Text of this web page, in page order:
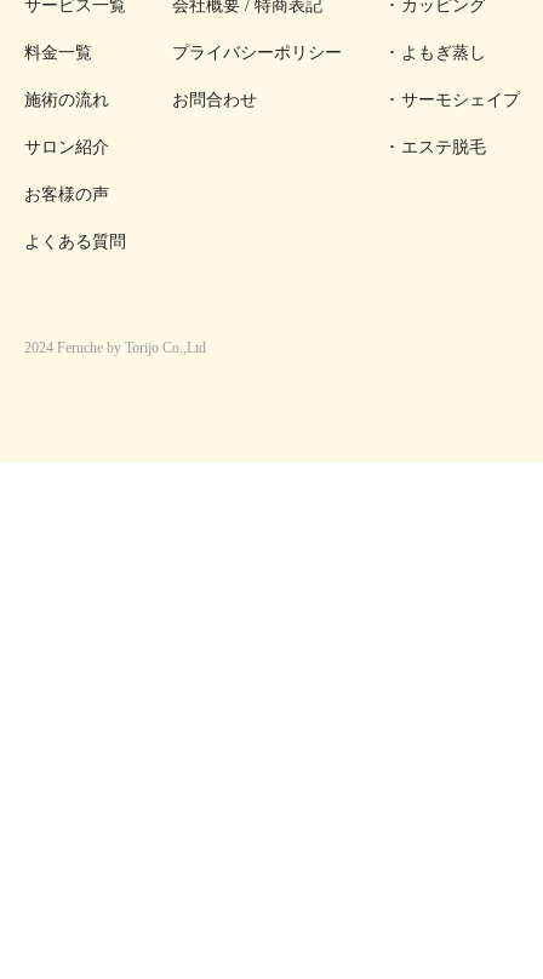
サービス一覧
料金一覧
施術の流れ
サロン紹介
お客様の声
よくある質問
会社概要 / 特商表記
プライバシーポリシー
お問合わせ
カッピング
よもぎ蒸し
サーモシェイプ
エステ脱毛
2024 Feruche by Torijo Co.,Ltd